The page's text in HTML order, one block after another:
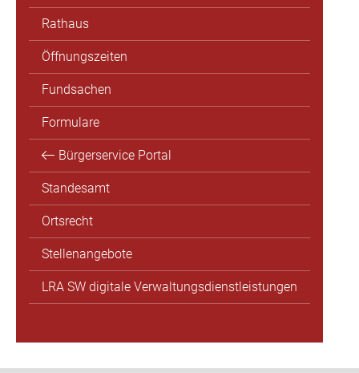
Rathaus
Öffnungszeiten
Fundsachen
Formulare
Bürgerservice Portal
Standesamt
Ortsrecht
Stellenangebote
LRA SW digitale Verwaltungsdienstleistungen